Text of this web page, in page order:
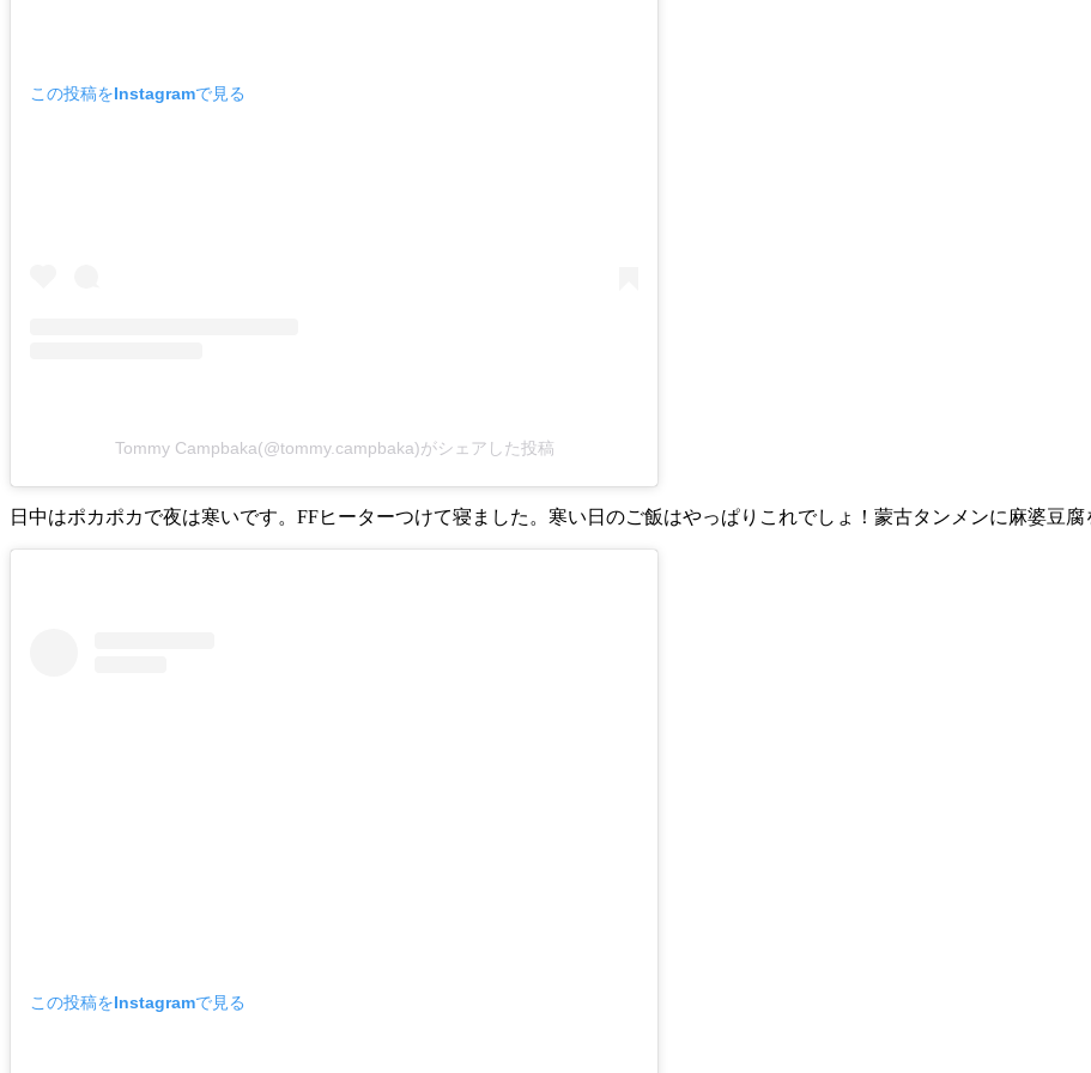
この投稿をInstagramで見る
Tommy Campbaka(@tommy.campbaka)がシェアした投稿
日中はポカポカで夜は寒いです。FFヒーターつけて寝ました。寒い日のご飯はやっぱりこれでしょ！蒙古タンメンに麻婆豆腐
この投稿をInstagramで見る